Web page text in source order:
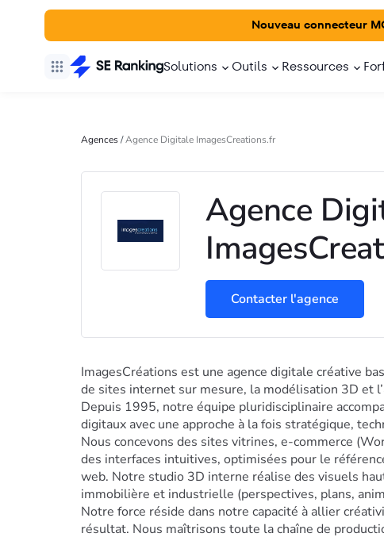
Nouveau connecteur
Solutions Outils Ressources
Agences/Agence Digitale ImagesCreations.fr
Agence
Contacter l'agence
ImagesCréations est une agence digitale créative
de sites internet sur mesure, la modélisation 3D et
Depuis 1995, notre équipe pluridisciplinaire
digitaux avec une approche à la fois stratégique,
Nous concevons des sites vitrines, e-commerce
des interfaces intuitives, optimisées pour le
web. Notre studio 3D interne réalise des visuels
immobilière et industrielle (perspectives, plans,
Notre force réside dans notre capacité à allier
résultat. Nous maîtrisons toute la chaîne de